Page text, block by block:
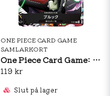
ONE PIECE CARD GAME
SAMLARKORT
One Piece Card Game: Brook Saikyo Jump April 2026 Promo (JP)
119 kr
Slut på lager